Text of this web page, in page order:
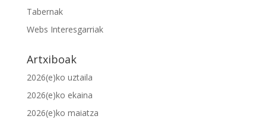
Tabernak
Webs Interesgarriak
Artxiboak
2026(e)ko uztaila
2026(e)ko ekaina
2026(e)ko maiatza